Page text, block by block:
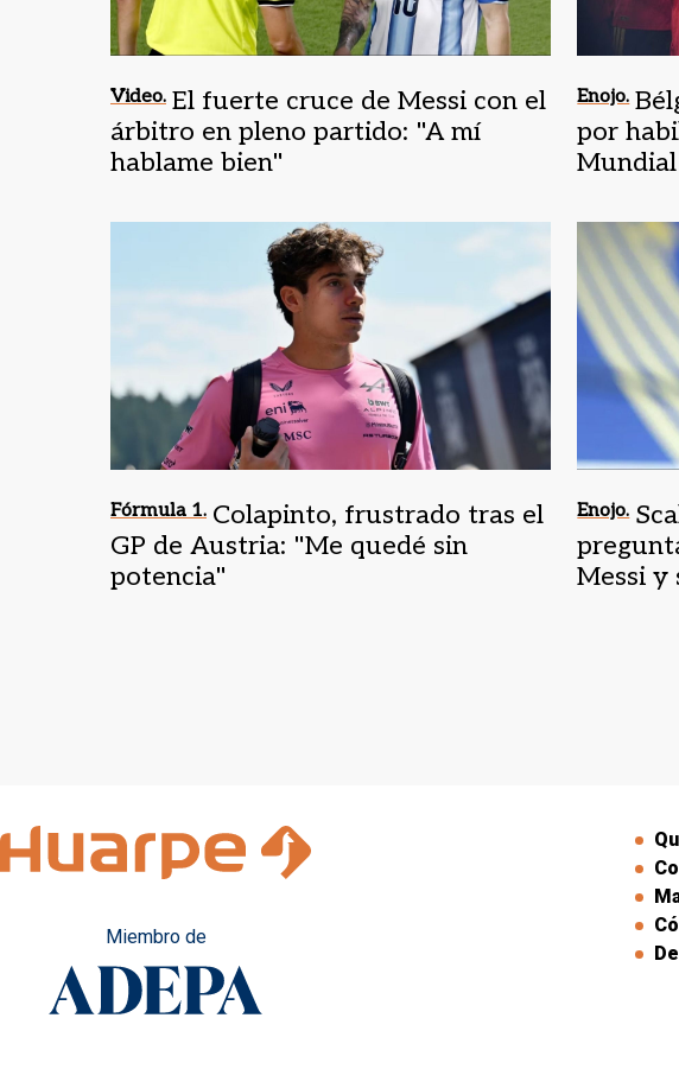
Video. El fuerte cruce de Messi con el
árbitro en pleno partido: "A mí
hablame bien"
Enojo.
por
Mundial
Fórmula 1. Colapinto, frustrado tras el
GP de Austria: "Me quedé sin
potencia"
Enojo.
Messi y
Miembro de